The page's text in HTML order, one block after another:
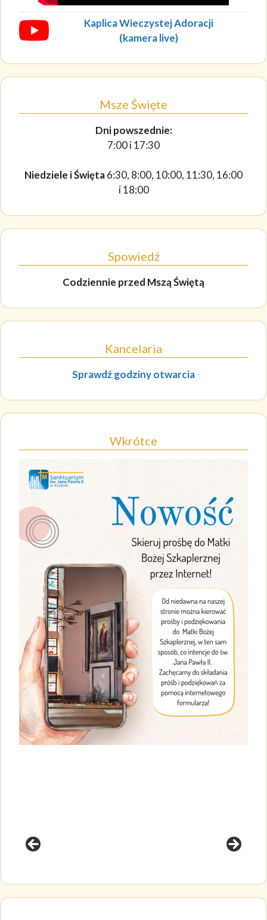
Kaplica Wieczystej Adoracji
(kamera live)
Msze Święte
Dni powszednie:
7:00 i 17:30
Niedziele i Święta6:30, 8:00, 10:00, 11:30, 16:00
i 18:00
Spowiedź
Codziennie przed Mszą Świętą
Kancelaria
Sprawdź godziny otwarcia
Wkrótce